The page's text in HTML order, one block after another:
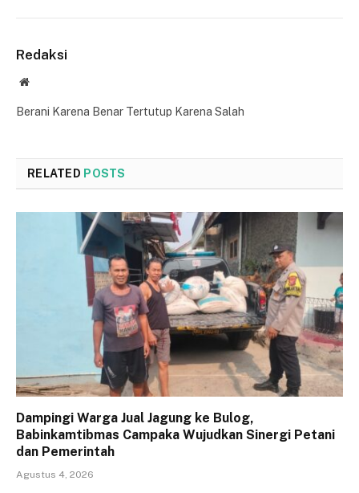
Redaksi
Website
Berani Karena Benar Tertutup Karena Salah
RELATED POSTS
Dampingi Warga Jual Jagung ke Bulog,
Babinkamtibmas Campaka Wujudkan Sinergi Petani
dan Pemerintah
Agustus 4, 2026